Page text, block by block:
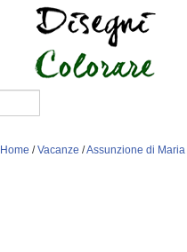
Home /Vacanze /Assunzione di Maria